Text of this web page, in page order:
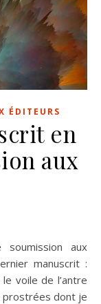
ÉDITEURS
en
aux
manuscrit :
voile de l’antre
dont je